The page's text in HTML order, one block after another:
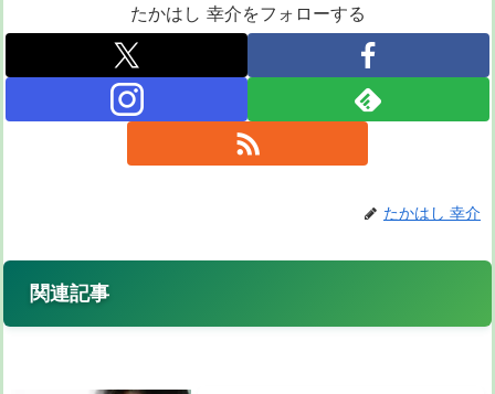
たかはし 幸介をフォローする
たかはし 幸介
関連記事